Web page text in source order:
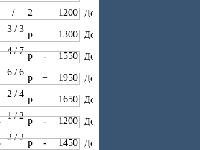
/ 2 1200
3 / 3
р + 1300
4 / 7
р - 1550
6 / 6
р + 1950
2 / 4
р + 1650
1 / 2
р - 1200
2 / 2
р - 1450